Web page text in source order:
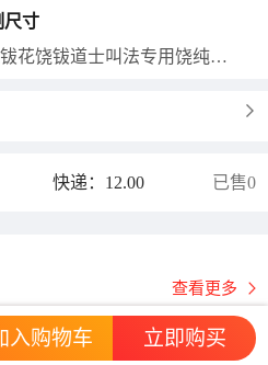
尺寸
方潮盛铜锣乐器做花表演饶钹花饶钹道士叫法专用饶纯手工接头饶钹
快递：12.00 已售0
查看更多
入购物车 立即购买